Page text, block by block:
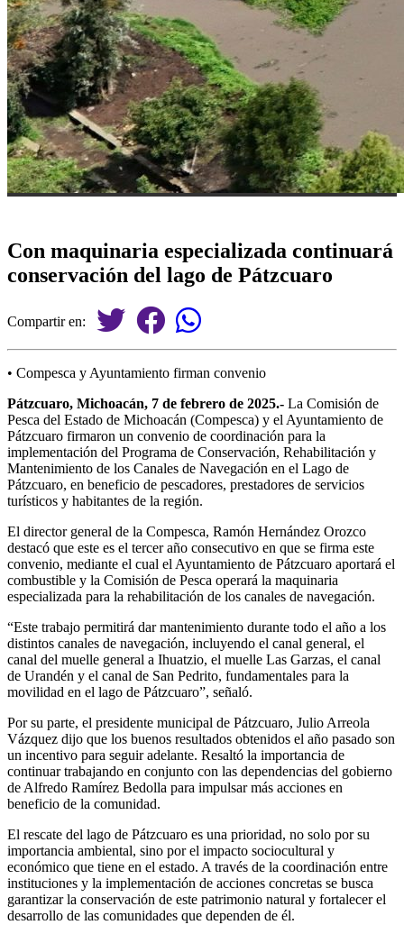
Con maquinaria especializada continuará
conservación del lago de Pátzcuaro
Compartir en:
• Compesca y Ayuntamiento firman convenio
Pátzcuaro, Michoacán, 7 de febrero de 2025.- La Comisión de
Pesca del Estado de Michoacán (Compesca) y el Ayuntamiento de
Pátzcuaro firmaron un convenio de coordinación para la
implementación del Programa de Conservación, Rehabilitación y
Mantenimiento de los Canales de Navegación en el Lago de
Pátzcuaro, en beneficio de pescadores, prestadores de servicios
turísticos y habitantes de la región.
El director general de la Compesca, Ramón Hernández Orozco
destacó que este es el tercer año consecutivo en que se firma este
convenio, mediante el cual el Ayuntamiento de Pátzcuaro aportará el
combustible y la Comisión de Pesca operará la maquinaria
especializada para la rehabilitación de los canales de navegación.
“Este trabajo permitirá dar mantenimiento durante todo el año a los
distintos canales de navegación, incluyendo el canal general, el
canal del muelle general a Ihuatzio, el muelle Las Garzas, el canal
de Urandén y el canal de San Pedrito, fundamentales para la
movilidad en el lago de Pátzcuaro”, señaló.
Por su parte, el presidente municipal de Pátzcuaro, Julio Arreola
Vázquez dijo que los buenos resultados obtenidos el año pasado son
un incentivo para seguir adelante. Resaltó la importancia de
continuar trabajando en conjunto con las dependencias del gobierno
de Alfredo Ramírez Bedolla para impulsar más acciones en
beneficio de la comunidad.
El rescate del lago de Pátzcuaro es una prioridad, no solo por su
importancia ambiental, sino por el impacto sociocultural y
económico que tiene en el estado. A través de la coordinación entre
instituciones y la implementación de acciones concretas se busca
garantizar la conservación de este patrimonio natural y fortalecer el
desarrollo de las comunidades que dependen de él.